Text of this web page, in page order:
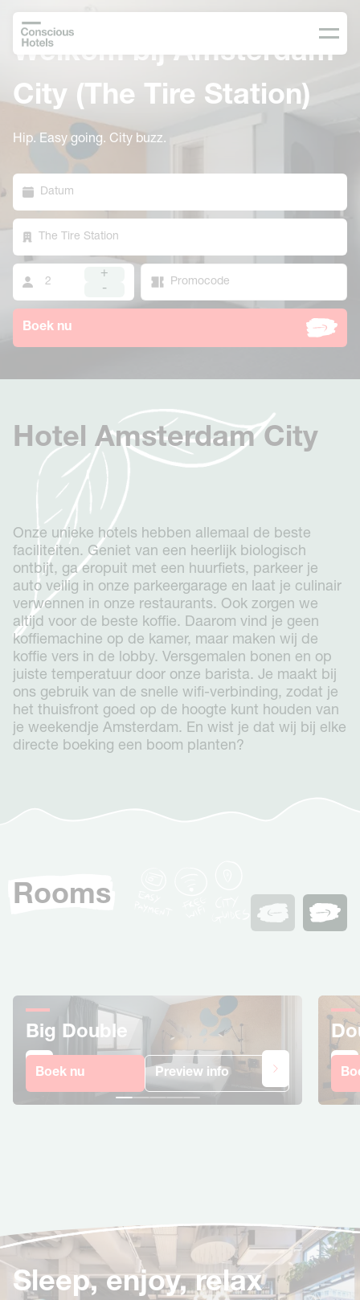
Westerpark
Vondelpark
Oudegracht Utrecht
Oosterpark
Evenementen & Eten
Zakelijk
Groepsboeking
Gallery
Over
Conscious Hotels
Eco-Sexy
Conscious Bos
Uitbreiding
News
Contact
Neem contact op
Vacatures
Deals
Boek nu
Welkom bij Amsterdam
City (The Tire Station)
Hip. Easy going. City buzz.
Datum
The Tire Station
+
-
Boek nu
Hotel Amsterdam City
Onze unieke hotels hebben allemaal de beste
faciliteiten. Geniet van een heerlijk biologisch
ontbijt, ga eropuit met een huurfiets, parkeer je
auto veilig in onze parkeergarage en laat je culinair
verwennen in onze restaurants. Ook zorgen we
altijd voor de beste koffie. Daarom vind je geen
koffiemachine op de kamer, maar maken wij de
koffie vers in de lobby. Versgemalen bonen en op
juiste temperatuur door onze barista. Je maakt bij
ons gebruik van de snelle wifi-verbinding, zodat je
het thuisfront goed op de hoogte kunt houden van
je weekendje Amsterdam. En wist je dat wij bij elke
directe boeking een boom planten?
0:04 0:09
Rooms
Big Double
Boek nu Preview info
Sleep, enjoy, relax